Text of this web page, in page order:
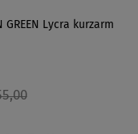
GREEN Lycra kurzarm